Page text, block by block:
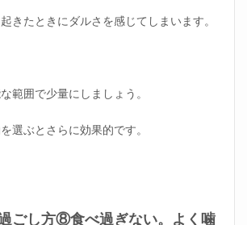
きたときにダルさを感じてしまいます。
範囲で少量にしましょう。
選ぶとさらに効果的です。
ごし方⑧食べ過ぎない。よく噛